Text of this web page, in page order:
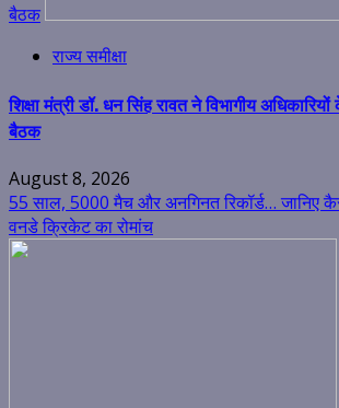
बैठक
राज्य समीक्षा
शिक्षा मंत्री डॉ. धन सिंह रावत ने विभागीय
बैठक
August 8, 2026
55 साल, 5000 मैच और अनगिनत रिकॉर्ड… जानिए
वनडे क्रिकेट का रोमांच